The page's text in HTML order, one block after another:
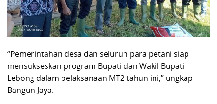
“Pemerintahan desa dan seluruh para petani siap
mensukseskan program Bupati dan Wakil Bupati
Lebong dalam pelaksanaan MT2 tahun ini,” ungkap
Bangun Jaya.